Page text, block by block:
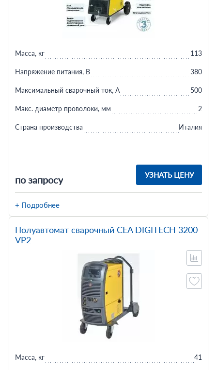
по запросу УЗНАТЬ ЦЕНУ
Масса, кг 113
Напряжение питания, В 380
Максимальный сварочный ток, А 500
Макс. диаметр проволоки, мм 2
Страна производства Италия
+ Подробнее
Полуавтомат сварочный CEA DIGITECH 3200
VP2
Масса, кг 41